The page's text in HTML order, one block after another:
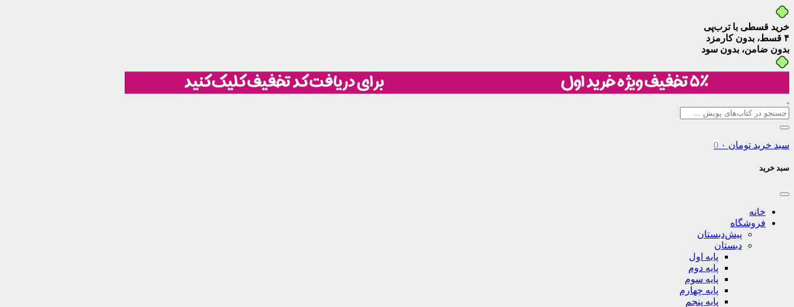
خرید قسطی با ترب‌پی
۴ قسط، بدون کارمزد
بدون ضامن، بدون سود
سبد خرید تومان 0
سبد خرید
خانه
فروشگاه
پیش‌دبستان
دبستان
پایه اول
پایه دوم
پایه سوم
پایه چهارم
پایه پنجم